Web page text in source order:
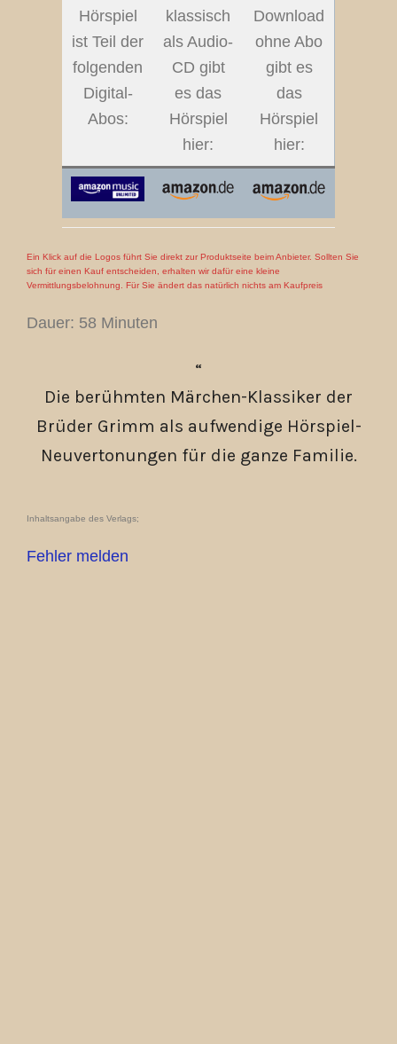
Hörspiel
ist Teil der
folgenden
Digital-
Abos:
klassisch
als Audio-
CD gibt
es das
Hörspiel
hier:
Download
ohne Abo
gibt es
das
Hörspiel
hier:
Ein Klick auf die Logos führt Sie direkt zur Produktseite beim Anbieter. Sollten Sie
sich für einen Kauf entscheiden, erhalten wir dafür eine kleine
Vermittlungsbelohnung. Für Sie ändert das natürlich nichts am Kaufpreis
Dauer: 58 Minuten
Die berühmten Märchen-Klassiker der
Brüder Grimm als aufwendige Hörspiel-
Neuvertonungen für die ganze Familie.
Inhaltsangabe des Verlags;
Fehler melden